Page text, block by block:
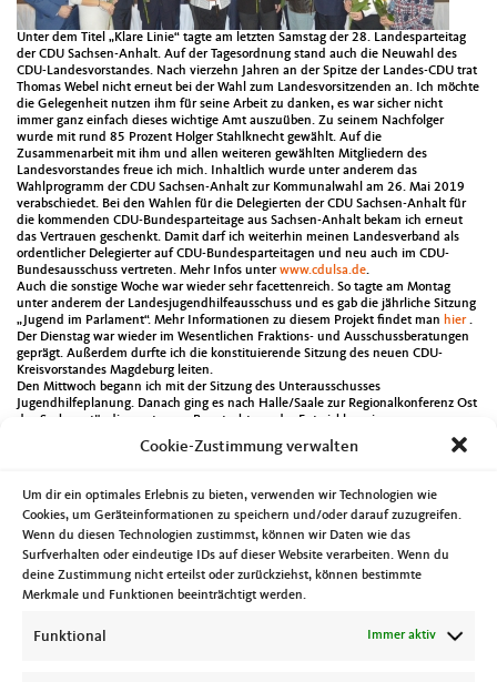
Cookie-Zustimmung verwalten
Um dir ein optimales Erlebnis zu bieten, verwenden wir Technologien wie
Cookies, um Geräteinformationen zu speichern und/oder darauf zuzugreifen.
Wenn du diesen Technologien zustimmst, können wir Daten wie das
Surfverhalten oder eindeutige IDs auf dieser Website verarbeiten. Wenn du
deine Zustimmung nicht erteilst oder zurückziehst, können bestimmte
Merkmale und Funktionen beeinträchtigt werden.
Funktional Immer aktiv
Unter dem Titel „Klare Linie“ tagte am letzten Samstag der 28. Landesparteitag
der CDU Sachsen-Anhalt. Auf der Tagesordnung stand auch die Neuwahl des
CDU-Landesvorstandes. Nach vierzehn Jahren an der Spitze der Landes-CDU trat
Thomas Webel nicht erneut bei der Wahl zum Landesvorsitzenden an. Ich möchte
die Gelegenheit nutzen ihm für seine Arbeit zu danken, es war sicher nicht
immer ganz einfach dieses wichtige Amt auszuüben. Zu seinem Nachfolger
wurde mit rund 85 Prozent Holger Stahlknecht gewählt. Auf die
Zusammenarbeit mit ihm und allen weiteren gewählten Mitgliedern des
Landesvorstandes freue ich mich. Inhaltlich wurde unter anderem das
Wahlprogramm der CDU Sachsen-Anhalt zur Kommunalwahl am 26. Mai 2019
verabschiedet. Bei den Wahlen für die Delegierten der CDU Sachsen-Anhalt für
die kommenden CDU-Bundesparteitage aus Sachsen-Anhalt bekam ich erneut
das Vertrauen geschenkt. Damit darf ich weiterhin meinen Landesverband als
ordentlicher Delegierter auf CDU-Bundesparteitagen und neu auch im CDU-
Bundesausschuss vertreten. Mehr Infos unterwww.cdulsa.de.
Auch die sonstige Woche war wieder sehr facettenreich. So tagte am Montag
unter anderem der Landesjugendhilfeausschuss und es gab die jährliche Sitzung
„Jugend im Parlament“. Mehr Informationen zu diesem Projekt findet man hier.
Der Dienstag war wieder im Wesentlichen Fraktions- und Ausschussberatungen
geprägt. Außerdem durfte ich die konstituierende Sitzung des neuen CDU-
Kreisvorstandes Magdeburg leiten.
Den Mittwoch begann ich mit der Sitzung des Unterausschusses
Jugendhilfeplanung. Danach ging es nach Halle/Saale zur Regionalkonferenz Ost
des Sachverständigenrates zur Begutachtung der Entwicklung im
Gesundheitswesen. Nach meiner Rückkehr in die Landeshauptstadt nahm ich
dann an der Übergabe des Demografiepreises 2018 des Landes Sachsen-Anhalt
Am Donnerstag war ich dann dabei als der Umbau bzw. die Sanierung der
Polizeidirektion Nord offiziell gestartet ist. Endlich begannen diese Maßnahmen
um den Angehörigen der Polizei angemessene räumliche Arbeitsbedingungen zu
schaffen. Mittags ging es dann ins Innenministerium zur Vorstellung eines
Leitfadens gegen Antisemitismus, während der Abend mit dem Pflegedialog der
AOK Sachsen-Anhalt endete.
Ausnahmsweise war ich am Freitag im Finanzausschuss aktiv. Es ging unter
anderem um den Einzelplan 05. Im Klartext, um den Entwurf des Haushalts
des Landes Sachsen-Anhalt. An einer Podiumsdiskussion des Verein TOLL e.V.